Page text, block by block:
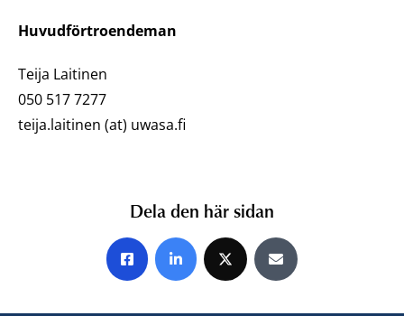
Huvudförtroendeman
Teija Laitinen
050 517 7277
teija.laitinen (at) uwasa.fi
Dela den här sidan
Share on Facebook
Share on LinkedIn
Share on XShare by E-mail